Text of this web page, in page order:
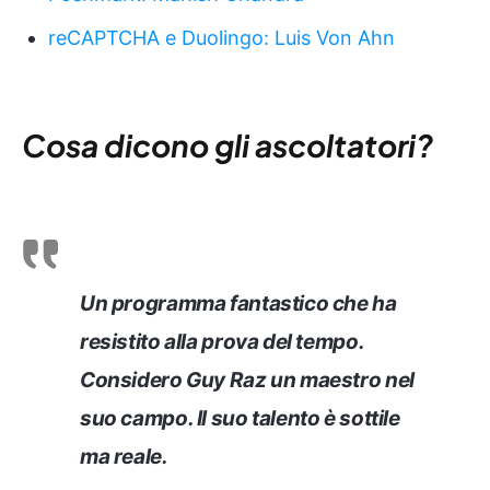
reCAPTCHA e Duolingo: Luis Von Ahn
Cosa dicono gli ascoltatori?
Un programma fantastico che ha
resistito alla prova del tempo.
Considero Guy Raz un maestro nel
suo campo. Il suo talento è sottile
ma reale.